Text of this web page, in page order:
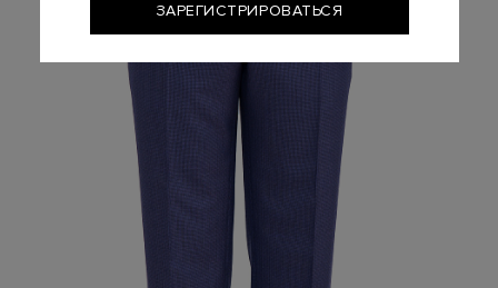
ЗАРЕГИСТРИРОВАТЬСЯ